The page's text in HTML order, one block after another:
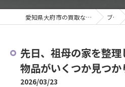
愛知県大府市の買取なら買取大吉 大府共栄町3丁目店 ブログ
先日、祖母の家を整
物品がいくつか見つか
2026/03/23